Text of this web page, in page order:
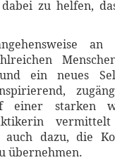
zu helfen,
an
ein neues
starken
auch dazu, die
übernehmen.